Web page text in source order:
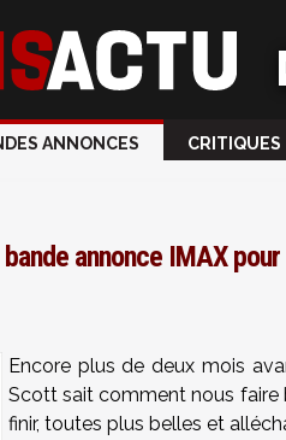
ANNONCES CRITIQUES
annonce IMAX
Encore plus de deux mois
Scott sait comment nous faire
finir, toutes plus belles et